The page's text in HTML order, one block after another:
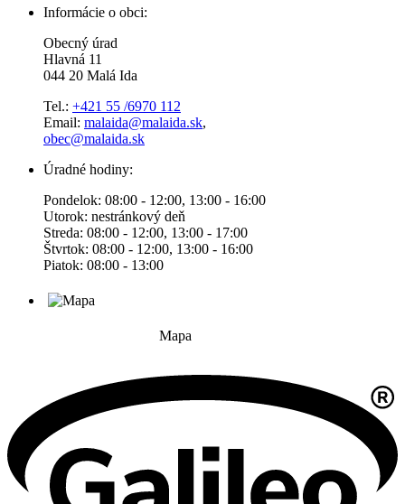
Informácie o obci:
Obecný úrad
Hlavná 11
044 20 Malá Ida
Tel.: +421 55 /6970 112
Email: malaida@malaida.sk,
obec@malaida.sk
Úradné hodiny:
Pondelok: 08:00 - 12:00, 13:00 - 16:00
Utorok: nestránkový deň
Streda: 08:00 - 12:00, 13:00 - 17:00
Štvrtok: 08:00 - 12:00, 13:00 - 16:00
Piatok: 08:00 - 13:00
Mapa